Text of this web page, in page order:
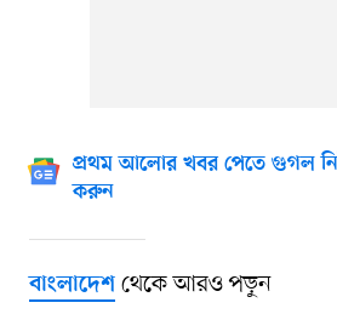
প্রথম আলোর খবর পেতে গুগল
করুন
বাংলাদেশথেকে আরও পড়ুন